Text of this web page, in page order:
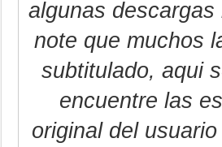
algunas
note que muchos
subtitulado, aqui
encuentre las
original del